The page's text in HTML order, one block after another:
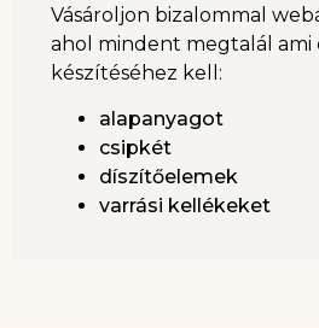
Vásároljon bizalommal
ahol mindent megtalál ami
készítéséhez kell:
alapanyagot
csipkét
díszítőelemek
varrási kellékeket